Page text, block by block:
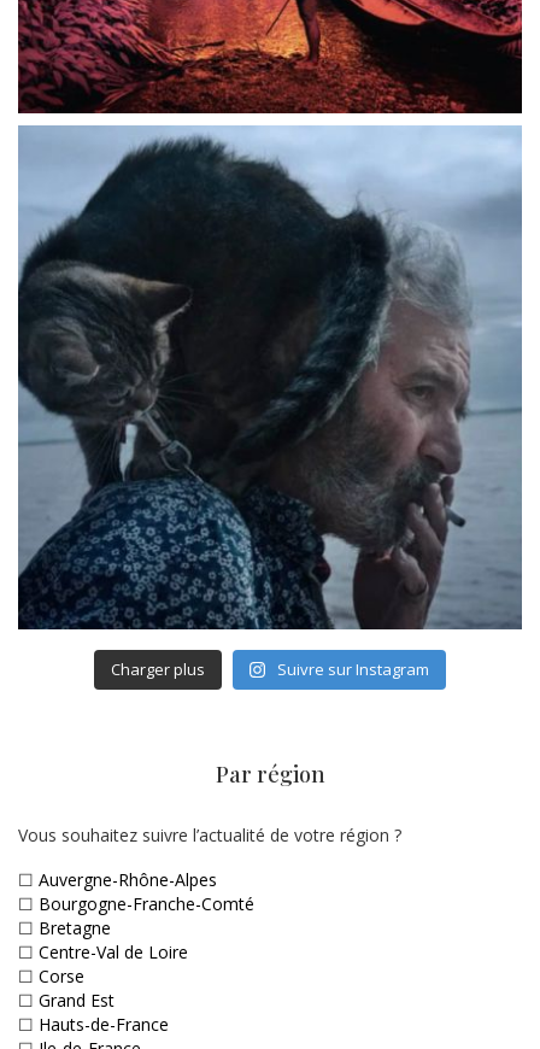
Charger plus Suivre sur Instagram
Par région
Vous souhaitez suivre l’actualité de votre région ?
☐ Auvergne-Rhône-Alpes
☐ Bourgogne-Franche-Comté
☐ Bretagne
☐ Centre-Val de Loire
☐ Corse
☐ Grand Est
☐ Hauts-de-France